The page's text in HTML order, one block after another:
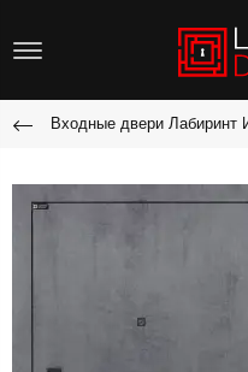
Входные двери Лабиринт